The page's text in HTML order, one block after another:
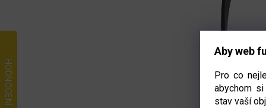
Aby web
Pro co
abychom
stav vaší